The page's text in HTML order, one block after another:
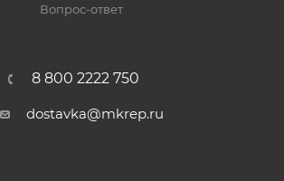
Вопрос-ответ
8 800 2222 750
dostavka@mkrep.ru